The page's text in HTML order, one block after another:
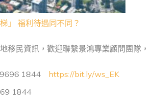
」 福利待遇同不同？
移民資訊，歡迎聯繫景鴻專業顧問團隊，
1844 https://bit.ly/ws_EK
1844